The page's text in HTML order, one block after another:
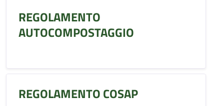
REGOLAMENTO
AUTOCOMPOSTAGGIO
REGOLAMENTO COSAP